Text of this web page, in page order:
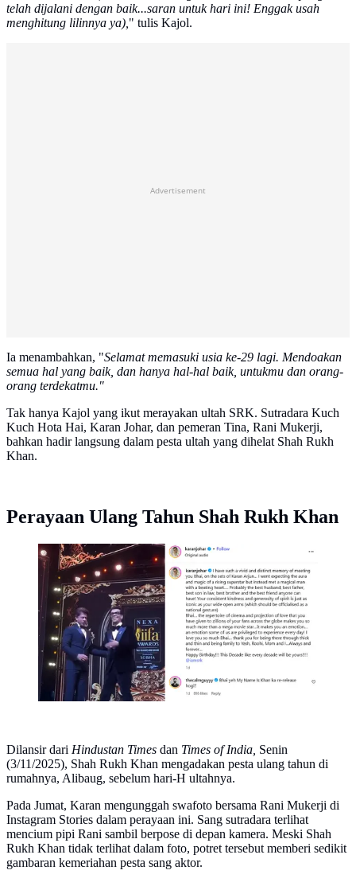
telah dijalani dengan baik...saran untuk hari ini! Enggak usah
menghitung lilinnya ya)," tulis Kajol.
Advertisement
Ia menambahkan, "Selamat memasuki usia ke-29 lagi. Mendoakan
semua hal yang baik, dan hanya hal-hal baik, untukmu dan orang-
orang terdekatmu."
Tak hanya Kajol yang ikut merayakan ultah SRK. Sutradara Kuch
Kuch Hota Hai, Karan Johar, dan pemeran Tina, Rani Mukerji,
bahkan hadir langsung dalam pesta ultah yang dihelat Shah Rukh
Khan.
Perayaan Ulang Tahun Shah Rukh Khan
Unggahan Karan Johar untuk Shah Ruukh Khan.
(Instagram/ karanjohar)
Dilansir dari Hindustan Times dan Times of India, Senin
(3/11/2025), Shah Rukh Khan mengadakan pesta ulang tahun di
rumahnya, Alibaug, sebelum hari-H ultahnya.
Pada Jumat, Karan mengunggah swafoto bersama Rani Mukerji di
Instagram Stories dalam perayaan ini. Sang sutradara terlihat
mencium pipi Rani sambil berpose di depan kamera. Meski Shah
Rukh Khan tidak terlihat dalam foto, potret tersebut memberi sedikit
gambaran kemeriahan pesta sang aktor.